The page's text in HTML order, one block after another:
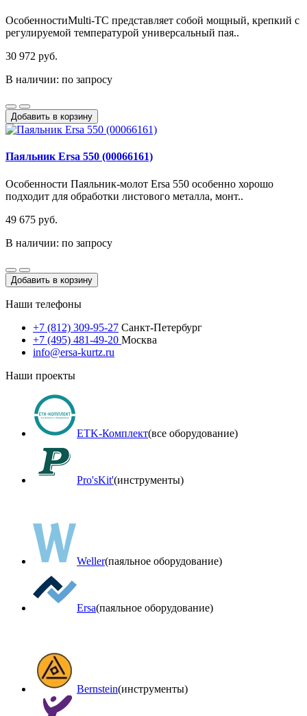
ОсобенностиMulti-TC представляет собой мощный, крепкий с
регулируемой температурой универсальный пая..
30 972 руб.
В наличии: по запросу
Добавить в корзину
Паяльник Ersa 550 (00066161)
Особенности Паяльник-молот Ersa 550 особенно хорошо
подходит для обработки листового металла, монт..
49 675 руб.
В наличии: по запросу
Добавить в корзину
Наши телефоны
+7 (812) 309-95-27 Санкт-Петербург
+7 (495) 481-49-20 Москва
info@ersa-kurtz.ru
Наши проекты
ETK-Комплект(все оборудование)
Pro'sKit'(инструменты)
Weller(паяльное оборудование)
Ersa(паяльное оборудование)
Bernstein(инструменты)